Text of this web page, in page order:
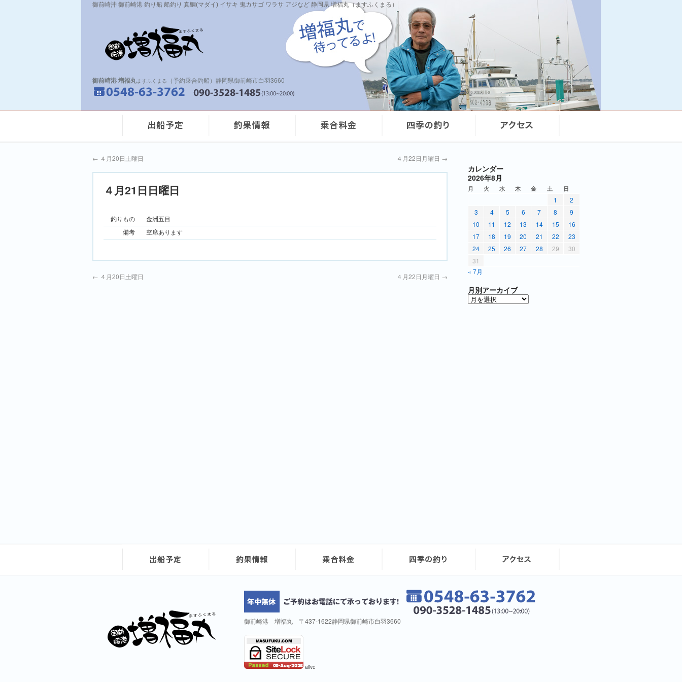
御前崎沖 御前崎港 釣り船 船釣り 真鯛(マダイ) イサキ 鬼カサゴ ワラサ アジなど 静岡県 増福丸（ますふくまる）
御前崎港 増福丸ますふくまる （予約乗合釣船）静岡県御前崎市白羽3660
← ４月20日土曜日 ４月22日月曜日 →
４月21日日曜日
釣りもの
金洲五目
備考
空席あります
← ４月20日土曜日 ４月22日月曜日 →
カレンダー
2026年8月
月 火 水 木 金 土 日
« 7月
1
2
3
4 5 6 7 8
9
10
11 12 13 14 15
16
17
18 19 20 21 22
23
24
25 26 27 28 29
30
31
月別アーカイブ
御前崎港 増福丸 〒437-1622静岡県御前崎市白羽3660
alive